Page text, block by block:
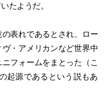
たようだ。
表れであるとされ、ロー
・アメリカンなど世界中
フォームをまとった（こ
起源であるという説もあ